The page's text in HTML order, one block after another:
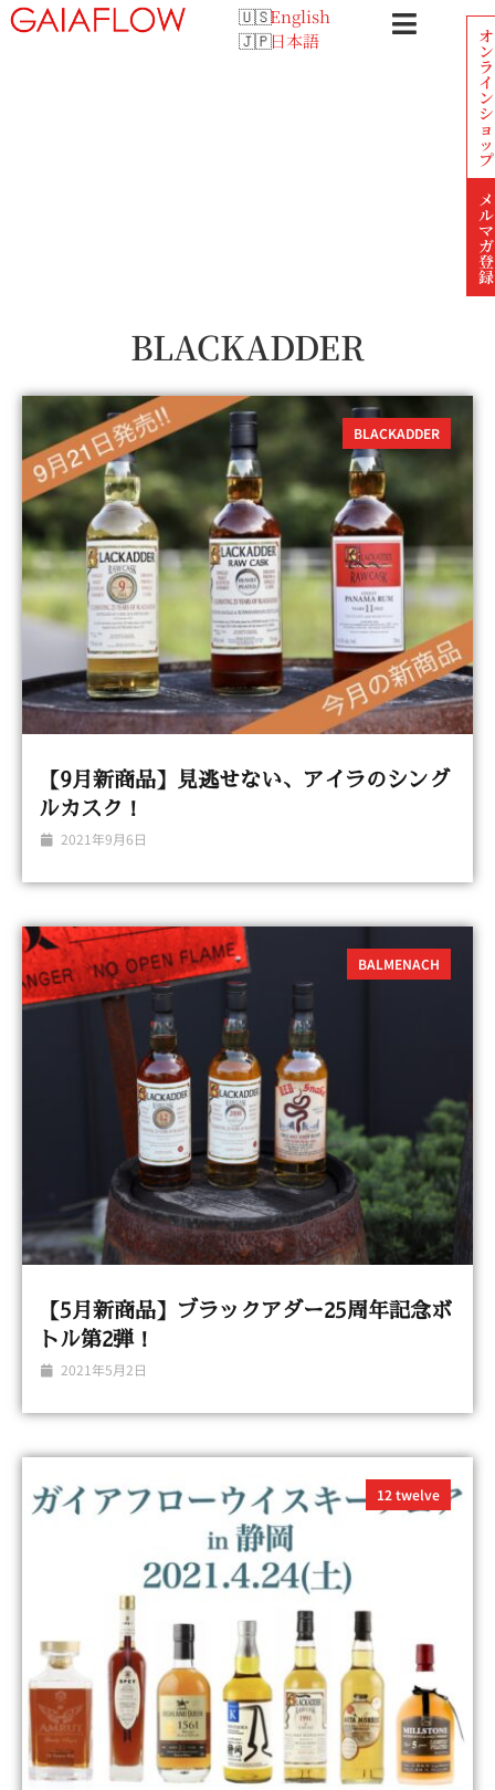
English
日本語
オ
ン
ラ
イ
ン
シ
ョ
ッ
プ
メ
ル
マ
ガ
登
録
BLACKADDER
BLACKADDER
【9月新商品】見逃せない、アイラのシング
ルカスク！
2021年9月6日
BALMENACH
【5月新商品】ブラックアダー25周年記念ボ
トル第2弾！
2021年5月2日
12 twelve